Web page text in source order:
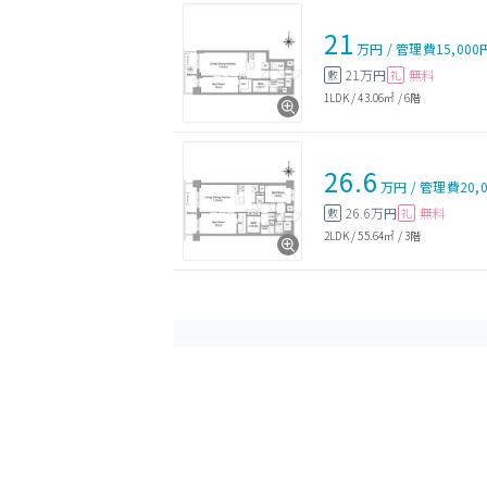
21 万円 /管理費15,000
敷 21万円 礼 無料
1LDK/43.06㎡ /6階
26.6 万円 /管理費
敷 26.6万円 礼 無料
2LDK/55.64㎡ /3階